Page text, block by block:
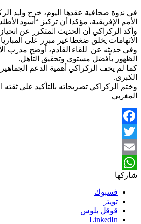
في ندوة صحافية عقدها اليوم، خرج وليد
الأمم الإفريقية، مؤكدا أن تركيز “أسود
وأكد الركراكي أن الحديث المتكرر عن
الاتهامات يخلق ضغطا غير مبرر على
وفي حديثه عن اللقاء القادم، أوضح مدرب
الظهور بأفضل مستوى وتحقيق التأهل.
كما لم يخف الركراكي أهمية الدعم
الكبرى.
وختم الركراكي تصريحاته بالتأكيد على
المغربي
Facebook
Twitter
Email
WhatsApp
شاركها
فسبوك
تويتر
قوقل بلوس
LinkedIn